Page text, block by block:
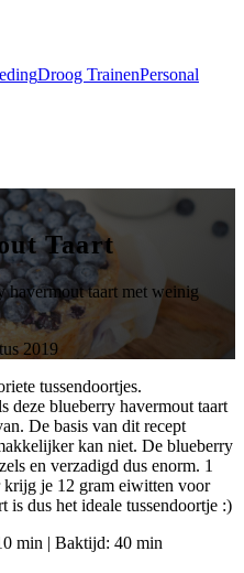
Droog TrainenPersonal
Taart
havermout taart met weinig
2019
tussendoortjes.
deze blueberry havermout taart
De basis van dit recept
kan niet. De blueberry
en verzadigd dus enorm. 1
krijg je 12 gram eiwitten voor
is dus het ideale tussendoortje :)
min | Baktijd: 40 min